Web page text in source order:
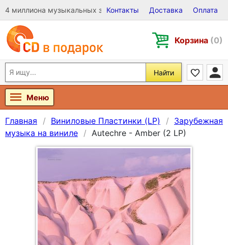
4 миллиона музыкальных записей на Виниле, CD и DVD
Контакты Доставка Оплата
Корзина (0)
Найти
Меню
Главная Виниловые Пластинки (LP)
Зарубежная
музыка на виниле
Autechre - Amber (2 LP)